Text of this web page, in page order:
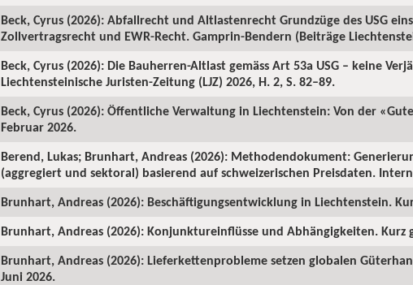
Beck, Cyrus (2026): Abfallrecht und Altlastenrecht Grundzüge des USG
Zollvertragsrecht und EWR-Recht. Gamprin-Bendern (Beiträge
Beck, Cyrus (2026): Die Bauherren-Altlast gemäss Art 53a USG – keine
Liechtensteinische Juristen-Zeitung (LJZ) 2026, H. 2, S. 82–89.
Beck, Cyrus (2026): Öffentliche Verwaltung in Liechtenstein: Von der
Februar 2026.
Berend, Lukas; Brunhart, Andreas (2026): Methodendokument:
(aggregiert und sektoral) basierend auf schweizerischen Preisdaten.
Brunhart, Andreas (2026): Beschäftigungsentwicklung in Liechtenstein.
Brunhart, Andreas (2026): Konjunktureinflüsse und Abhängigkeiten. Kurz
Brunhart, Andreas (2026): Lieferkettenprobleme setzen globalen
Juni 2026.